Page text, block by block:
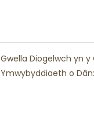
Gwella Diogelwch yn y
Ymwybyddiaeth o